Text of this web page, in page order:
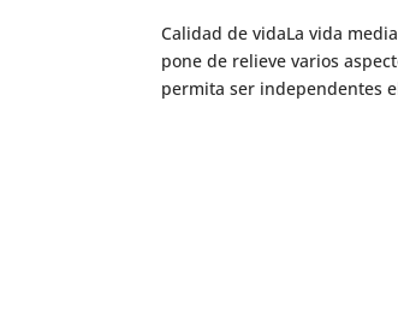
Calidad de vidaLa vida
pone de relieve varios
permita ser independentes